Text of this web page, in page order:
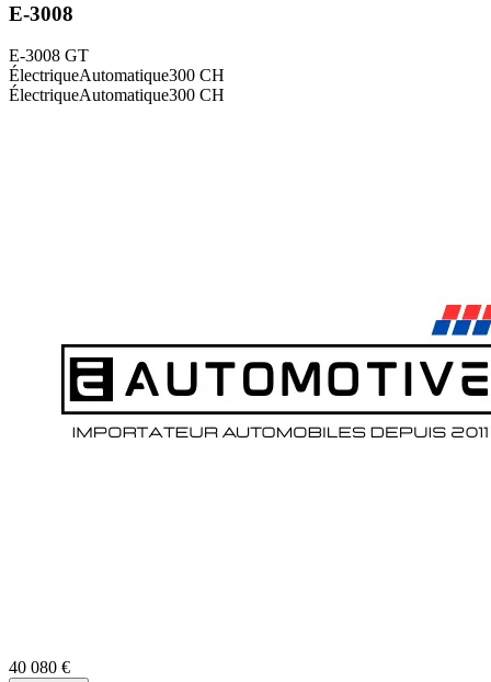
E-3008
E-3008 GT
ÉlectriqueAutomatique300 CH
ÉlectriqueAutomatique300 CH
40 080 €